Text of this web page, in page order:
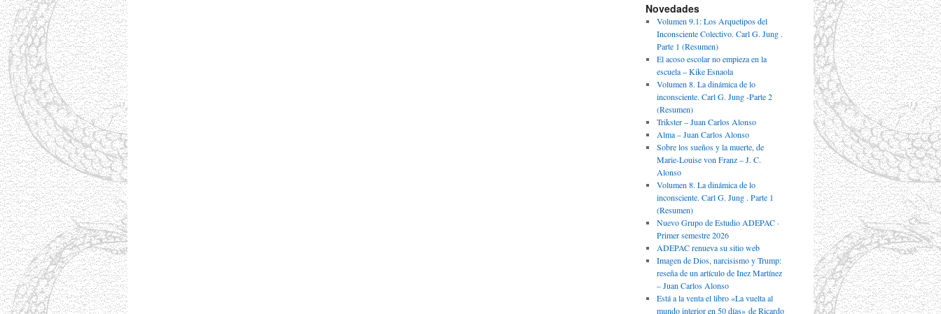
Novedades
Volumen 9.1: Los Arquetipos del
Inconsciente Colectivo. Carl G. Jung .
Parte 1 (Resumen)
El acoso escolar no empieza en la
escuela – Kike Esnaola
Volumen 8. La dinámica de lo
inconsciente. Carl G. Jung -Parte 2
(Resumen)
Trikster – Juan Carlos Alonso
Alma – Juan Carlos Alonso
Sobre los sueños y la muerte, de
Marie-Louise von Franz – J. C.
Alonso
Volumen 8. La dinámica de lo
inconsciente. Carl G. Jung . Parte 1
(Resumen)
Nuevo Grupo de Estudio ADEPAC ·
Primer semestre 2026
ADEPAC renueva su sitio web
Imagen de Dios, narcisismo y Trump:
reseña de un artículo de Inez Martínez
– Juan Carlos Alonso
Está a la venta el libro «La vuelta al
mundo interior en 50 días» de Ricardo